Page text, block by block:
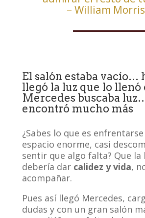
– William
El salón estaba vacío…
llegó la luz que lo llenó
Mercedes buscaba
encontró mucho más
¿Sabes lo que es
espacio enorme, casi
sentir que algo falta? Que la
debería dar calidez y vida,
acompañar.
Pues así llegó Mercedes,
dudas y con un gran salón